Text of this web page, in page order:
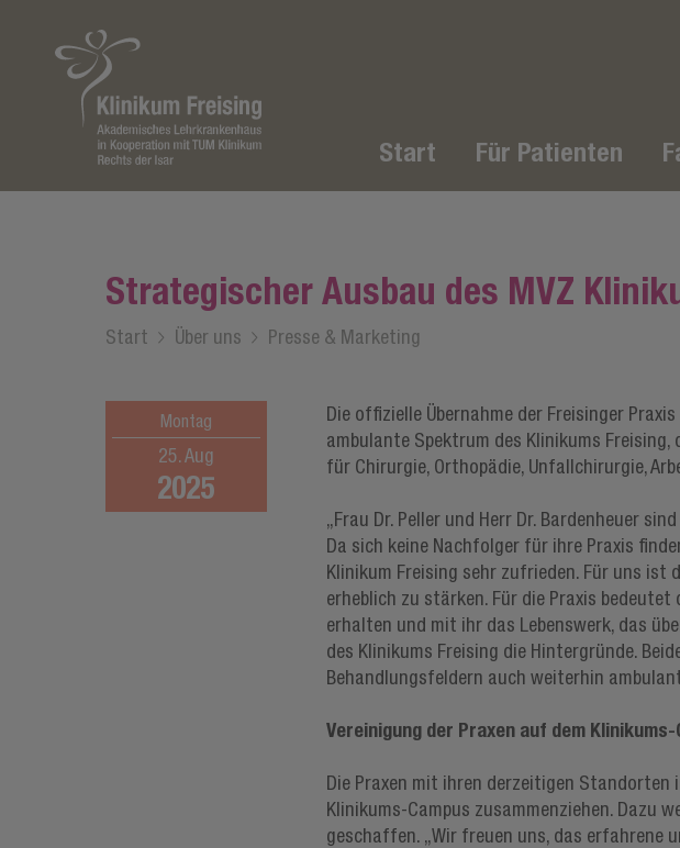
Start Für Patienten
Strategischer Ausbau des MVZ
Start Über uns Presse & Marketing
Montag
25. Aug
2025
Die offizielle Übernahme der Freisinger
ambulante Spektrum des Klinikums
für Chirurgie, Orthopädie, Unfallchirurgie,
„Frau Dr. Peller und Herr Dr. Bardenheuer
Da sich keine Nachfolger für ihre Praxis
Klinikum Freising sehr zufrieden. Für uns
erheblich zu stärken. Für die Praxis
erhalten und mit ihr das Lebenswerk, das
des Klinikums Freising die Hintergründe.
Behandlungsfeldern auch weiterhin
Vereinigung der Praxen auf dem Klinikums-
Die Praxen mit ihren derzeitigen Standorten
Klinikums-Campus zusammenziehen. Dazu
geschaffen. „Wir freuen uns, das erfahrene